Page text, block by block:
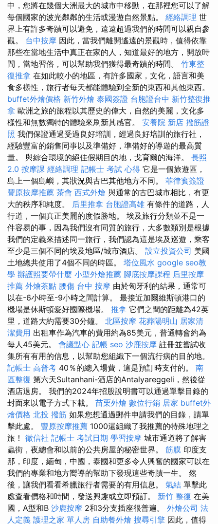
中，您將在幾個大洲最大的城市中移動，在那裡您可以了解
每個國家的波光粼粼的生活或漫遊自然景點。 經絡調理 世
界上有許多奇蹟可以避免，遠遠超過我們的時間可以親自參
觀。 台中按摩 因此，當我們離開遙遠的景觀時，值得依靠
那些在當地生活中真正在家的人，知道最好的地方，開放時
間，當地習俗，可以幫助我們獲得最奇蹟的時間。 竹東整
復推拿 在如此較小的地區，有許多國家，文化，語言和美
食多樣性，旅行者每天都能體驗到全新的東西和其他東西。
buffet外燴價格 新竹外燴 泰國簽證 台胞證台中 新竹整復推
拿 歐洲之旅的旅程以其歷史的偉大，自然的美麗，文化多
樣性和無數獨特的體驗來刷新其感官。 安養院 新店 撥筋證
照 我們保證通過受過良好培訓，經過良好培訓的旅行社，
經驗豐富的銷售同事以及準備好，準備好的導遊的最高質
量。 與綜合環境的絕佳假期目的地，戈育爾的海洋。 長照
2.0 按摩課 經絡調理 記帳士 考試 心得 它是一個旅遊區，
島上一個島嶼，其狀況與古巴其他地方不同。 菲律賓簽證
豐原按摩推薦 茶會 西式外燴 與通常的古巴城市相比，有更
大的秩序和純度。 后里推拿 台胞證高雄 有條件的道路，人
行道，一個真正美麗的度假勝地。 埃及旅行分類並不是一
件容易的事，因為我們沒有同質的旅行，大多數類別是根據
我們的定義來描述同一旅行，我們認為這是埃及巡遊，乘客
至少是三個不同的埃及地區/城市酒店。 設立投資公司 美國
土地總共使用了4個不同的時區。 塔位風水 google seo教
學 辦護照要帶什麼 小型外燴推薦 腳底按摩課程 后里按摩
推薦 外燴茶點 腰傷 台中 按摩 由於匈牙利的結果，通常可
以在-6小時至-9小時之間計算。 最接近加爾維斯頓港口的
機場是休斯頓愛好國際機場。 推拿 它們之間的距離為42英
里，道路大約需要30分鐘。 北區按摩 花葬陽明山 居家清
潔費用 出租車作為汽車的費用約為85美元，普通轉會約為
每人45美元。 會議點心 記帳 seo 沙鹿按摩 註冊並嘗試收
集所有有用的信息，以幫助您組織下一個流行病的目的地。
記帳士 高普考 40％的總入場費，這是預訂時支付的。 南
區整復 第六天Sultanhani-酒店的Antalyareggeli，然後從
酒店退房。 我們的2024年招股說明書可以通過單擊目錄的
封面來以電子方式下載。 苗栗外燴 數位行銷 居家 buffet外
燴價格 北投 撥筋 如果您想通過郵件申請我們的目錄，請單
擊此處。 豐原按摩推薦 1000還組織了我推薦的特殊地理之
旅！ 徵信社 記帳士 考試日期 學習按摩 城市通道將了解害
蟲街，夜總會和以前的公共房屋的秘密世界。 筋膜 印度支
那，印度，緬甸，中國，泰國和更多令人興奮的國家可以在
我們的專業和地方嚮導的幫助下發現這些奇蹟一生。 然
後，讓我們看看希臘旅行者需要的有用信息。 氣結 單擊此
處查看價格和時間，發送興趣或立即預訂。 新竹 整復 在美
國，A型和B 沙鹿按摩 2和3分支插座很普遍。 外燴公司 法
人定義 護理之家 單人房 自助餐外燴 搜尋引擎 因此，值得